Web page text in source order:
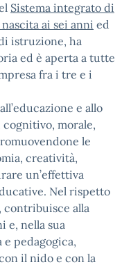
Sistema integrato di
ai sei anni ed
istruzione, ha
ed è aperta a tutte
fra i tre e i
e allo
morale,
le
creatività,
un’effettiva
Nel rispetto
alla
e, nella sua
pedagogica,
il nido e con la